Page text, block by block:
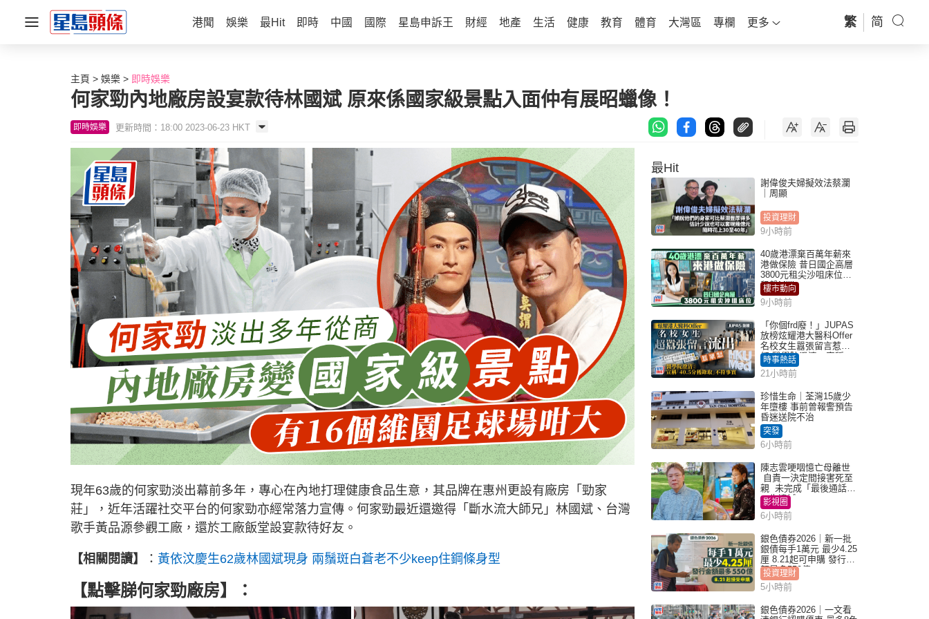
港聞 娛樂 最Hit 即時 中國 國際 星島申訴王 財經 地產 生活 健康 教育 體育 大灣區 專欄 更多 繁 简
主頁 娛樂 即時娛樂
何家勁內地廠房設宴款待林國斌 原來係國家級景點入面仲有展昭蠟像！
即時娛樂 更新時間：18:00 2023-06-23 HKT
現年63歲的何家勁淡出幕前多年，專心在內地打理健康食品生意，其品牌在惠州更設有廠房「勁家
莊」，近年活躍社交平台的何家勁亦經常落力宣傳。何家勁最近還邀得「斷水流大師兄」林國斌、台灣
歌手黃品源參觀工廠，還於工廠飯堂設宴款待好友。
【相關閱讀】 ： 黃依汶慶生62歲林國斌現身 兩鬚斑白蒼老不少keep住鋼條身型
【點擊䏲何家勁廠房】：
最Hit
謝偉俊夫婦擬效法蔡瀾
｜周顯
投資理財
9小時前
40歲港漂棄百萬年薪來
港做保險 昔日國企高層
3800元租尖沙咀床位｜
租盤Million
樓市動向
9小時前
「你個frd廢！」JUPAS
放榜炫耀港大醫科Offer
名校女生囂張留言惹眾
怒 醫學院澄清：宣稱
「40.5分獲錄取」不符事
實｜Juicy叮
時事熱話
21小時前
珍惜生命｜荃灣15歲少
年墮樓 事前曾報警預告
昏迷送院不治
突發
6小時前
陳志雲哽咽憶亡母離世
自責一決定間接害死至
親 未完成「最後通話」
一生遺憾
影視圈
6小時前
銀色債券2026｜新一批
銀債每手1萬元 最少4.25
厘 8.21起可申購 發行金
額最多550億
投資理財
5小時前
銀色債券2026｜一文看